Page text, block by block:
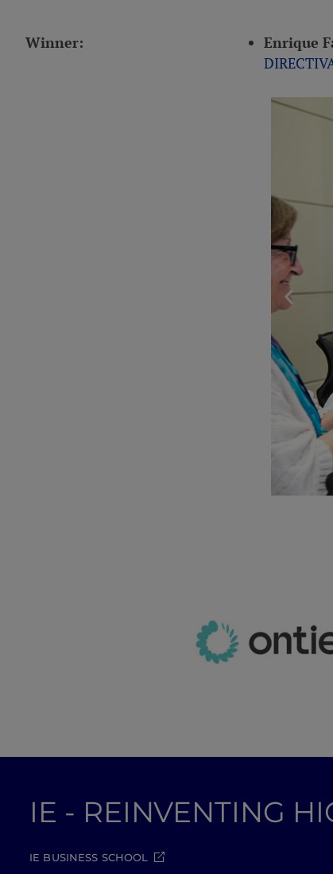
Winner: Enrique
IE - REINVENTING
IE BUSINESS SCHOOL